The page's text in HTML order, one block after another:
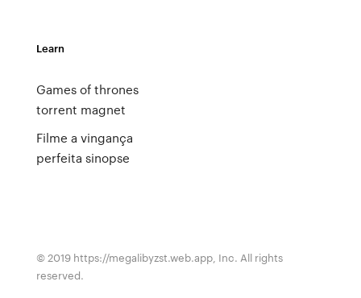
Learn
Games of thrones
torrent magnet
Filme a vingança
perfeita sinopse
© 2019 https://megalibyzst.web.app, Inc. All rights
reserved.